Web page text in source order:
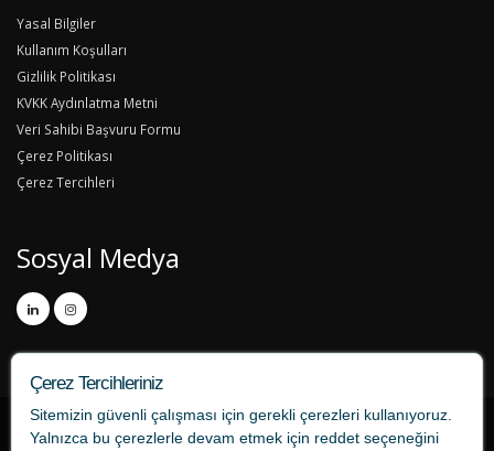
Yasal Bilgiler
Kullanım Koşulları
Gizlilik Politikası
KVKK Aydınlatma Metni
Veri Sahibi Başvuru Formu
Çerez Politikası
Çerez Tercihleri
Sosyal Medya
Çerez Tercihleriniz
Sitemizin güvenli çalışması için gerekli çerezleri kullanıyoruz.
Yalnızca bu çerezlerle devam etmek için reddet seçeneğini